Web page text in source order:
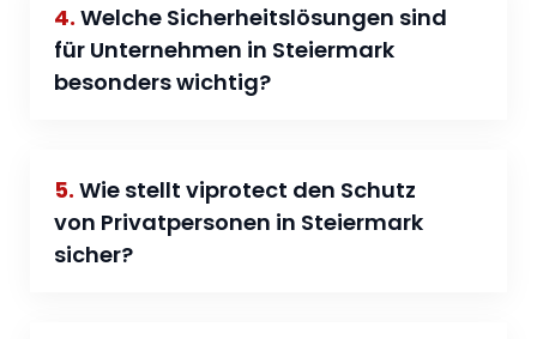
4. Welche Sicherheitslösungen sind
für Unternehmen in Steiermark
besonders wichtig?
5. Wie stellt viprotect den Schutz
von Privatpersonen in Steiermark
sicher?